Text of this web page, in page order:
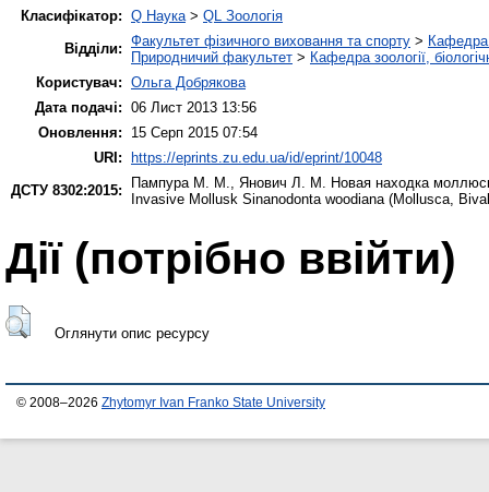
Класифікатор: Q Наука > QL Зоологія
Відділи: Факультет фізичного виховання та спорту > Кафедра
Природничий факультет > Кафедра зоології,
Користувач: Ольга Добрякова
Дата подачі: 06 Лист 2013 13:56
Оновлення:
15 Серп 2015 07:54
URI: https://eprints.zu.edu.ua/id/eprint/10048
ДСТУ 8302:2015:
Пампура М. М. Янович Л. М.
Новая находка
Invasive Mollusk Sinanodonta woodiana (Mollusca,
Дії ​​(потрібно ввійти)
Оглянути опис ресурсу
© 2008–2026 Zhytomyr Ivan Franko State University